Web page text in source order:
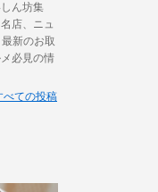
ん坊集
店、ニュ
新のお取
必見の情
べての投稿